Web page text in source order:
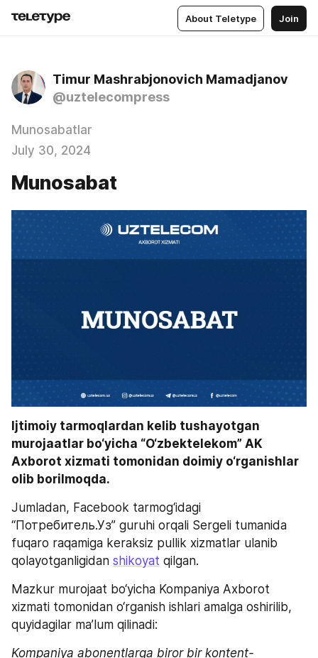
About Teletype Join
Timur Mashrabjonovich Mamadjanov
@uztelecompress
Munosabatlar
July 30, 2024
Munosabat
Ijtimoiy tarmoqlardan kelib tushayotgan
murojaatlar bo‘yicha “O‘zbektelekom” AK
Axborot xizmati tomonidan doimiy o‘rganishlar
olib borilmoqda.
Jumladan, Facebook tarmog‘idagi
“Потребитель.Уз” guruhi orqali Sergeli tumanida
fuqaro raqamiga keraksiz pullik xizmatlar ulanib
qolayotganligidan shikoyat qilgan.
Mazkur murojaat bo‘yicha Kompaniya Axborot
xizmati tomonidan o‘rganish ishlari amalga oshirilib,
quyidagilar ma’lum qilinadi:
Kompaniya abonentlarga biror bir kontent-